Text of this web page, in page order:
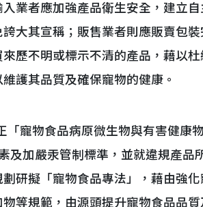
者應加強產品衛生安全，建立自
大其宣稱；販售業者則應販賣包裝
歷不明或標示不清的產品，藉以
護其品質及確保寵物的健康。
寵物食品病原微生物與有害健康
及加嚴汞管制標準，並就違規產品
研擬「寵物食品專法」，藉由強
等規範，由源頭提升寵物食品品質